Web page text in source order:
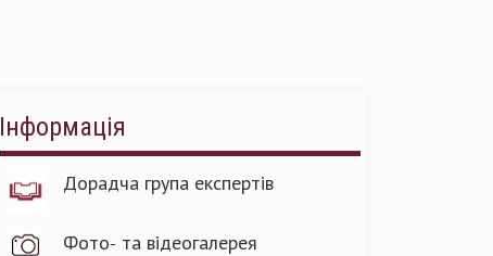
Інформація
Дорадча група експертів
Фото- та відеогалерея